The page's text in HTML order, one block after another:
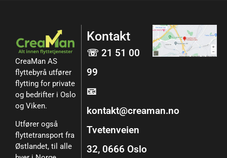
CreaMan AS
flyttebyrå utfører
flytting for private
og bedrifter i Oslo
og Viken.
Utfører også
flyttetransport fra
Østlandet, til alle
Kontakt
☏ 21 51 00
99
📧
kontakt@creaman.no
Tvetenveien
32, 0666 Oslo